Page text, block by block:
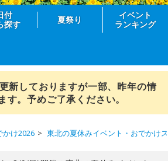
付
探す
夏祭り
イベント
ランキング
新しておりますが一部、昨年の情
す。予めご了承ください。
かけ2026 東北の夏休みイベント・おでかけ